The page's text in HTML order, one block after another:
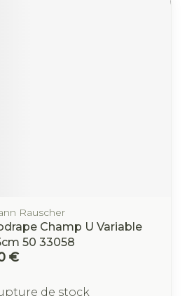
Rauscher
Champ U Variable
50 33058
€
de stock